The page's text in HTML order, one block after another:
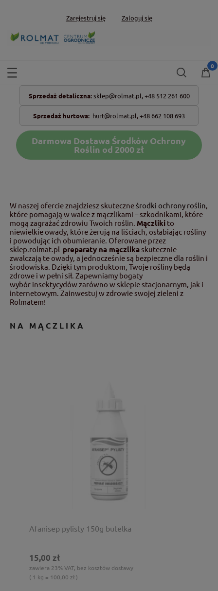
Zarejestruj się Zaloguj się
Sprzedaż detaliczna: sklep@rolmat.pl, +48 512 261 600
Sprzedaż hurtowa: hurt@rolmat.pl,+48 662 108 693
Darmowa Dostawa Środków Ochrony
Roślin od 2000 zł
W naszej ofercie znajdziesz skuteczne środki ochrony roślin
które pomagają w walce z mączlikami – szkodnikami, które
mogą zagrażać zdrowiu Twoich roślin. Mączliki to
niewielkie owady, które żerują na liściach, osłabiając rośliny
i powodując ich obumieranie. Oferowane przez
sklep.rolmat.pl preparaty na mączlika skutecznie
zwalczają te owady, a jednocześnie są bezpieczne dla roślin i
środowiska. Dzięki tym produktom, Twoje rośliny będą
zdrowe i w pełni sił. Zapewniamy bogaty
wybór insektycydów zarówno w sklepie stacjonarnym, jak i
internetowym. Zainwestuj w zdrowie swojej zieleni z
Rolmatem!
NA MĄCZLIKA
Afanisep pylisty 150g butelka
15,00 zł
zawiera 23% VAT, bez kosztów dostawy
( 1 kg = 100,00 zł )